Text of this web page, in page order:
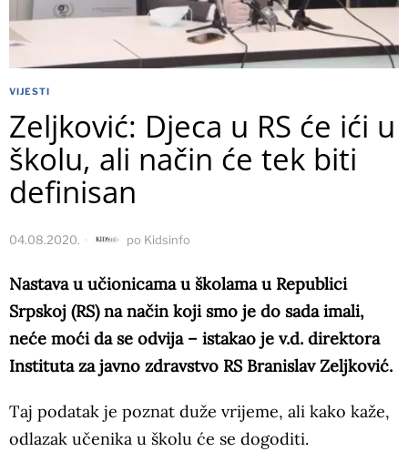
VIJESTI
Zeljković: Djeca u RS će ići u
školu, ali način će tek biti
definisan
04.08.2020. po Kidsinfo
Nastava u učionicama u školama u Republici
Srpskoj (RS) na način koji smo je do sada imali,
neće moći da se odvija – istakao je v.d. direktora
Instituta za javno zdravstvo RS Branislav Zeljković.
Taj podatak je poznat duže vrijeme, ali kako kaže,
odlazak učenika u školu će se dogoditi.